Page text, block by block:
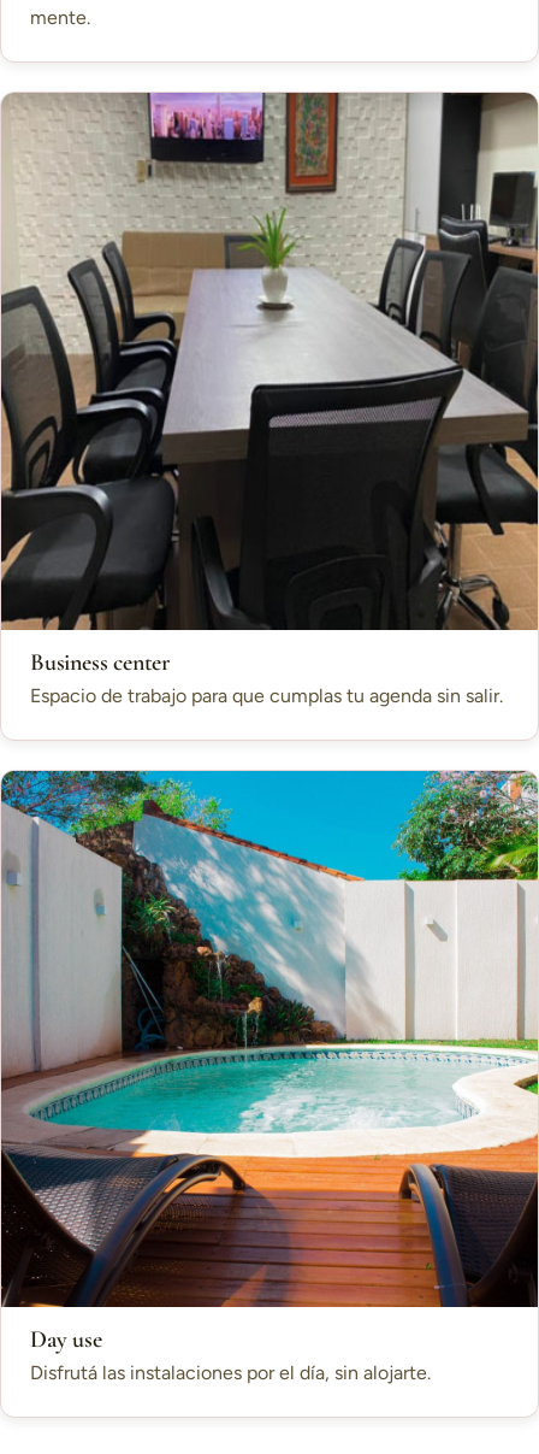
mente.
Business center
Espacio de trabajo para que cumplas tu agenda sin salir.
Day use
Disfrutá las instalaciones por el día, sin alojarte.